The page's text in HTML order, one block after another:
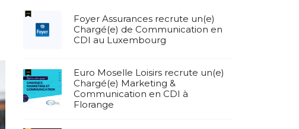
Foyer Assurances recrute un(e)
Chargé(e) de Communication en
CDI au Luxembourg
Euro Moselle Loisirs recrute un(e)
Chargé(e) Marketing &
Communication en CDI à
Florange